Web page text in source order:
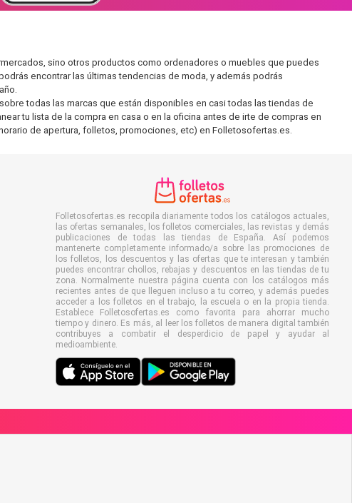
sino otros productos como ordenadores o muebles que puedes
encontrar las últimas tendencias de moda, y además podrás
todas las marcas que están disponibles en casi todas las tiendas de
tu lista de la compra en casa o en la oficina antes de irte de compras en
de apertura, folletos, promociones, etc) en Folletosofertas.es.
Folletosofertas.es recopila diariamente todos los catálogos actuales,
las ofertas semanales, los folletos comerciales, las revistas y demás
publicaciones de todas las tiendas de España. Así podemos
mantenerte completamente informado/a sobre las promociones de
los folletos, los descuentos y las ofertas que te interesan y también
puedes encontrar chollos, rebajas y descuentos en las tiendas de tu
zona. Normalmente nuestra página cuenta con los catálogos más
recientes antes de que lleguen incluso a tu correo, y además puedes
acceder a los folletos en el trabajo, la escuela o en la propia tienda.
Establece Folletosofertas.es como favorita para ahorrar mucho
tiempo y dinero. Es más, al leer los folletos de manera digital también
contribuyes a combatir el desperdicio de papel y ayudar al
medioambiente.